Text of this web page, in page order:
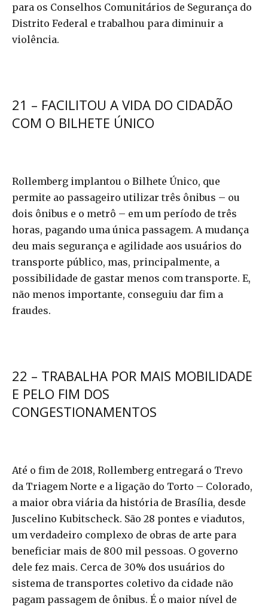
para os Conselhos Comunitários de Segurança do
Distrito Federal e trabalhou para diminuir a
violência.
21 – FACILITOU A VIDA DO CIDADÃO
COM O BILHETE ÚNICO
Rollemberg implantou o Bilhete Único, que
permite ao passageiro utilizar três ônibus – ou
dois ônibus e o metrô – em um período de três
horas, pagando uma única passagem. A mudança
deu mais segurança e agilidade aos usuários do
transporte público, mas, principalmente, a
possibilidade de gastar menos com transporte. E,
não menos importante, conseguiu dar fim a
fraudes.
22 – TRABALHA POR MAIS MOBILIDADE
E PELO FIM DOS
CONGESTIONAMENTOS
Até o fim de 2018, Rollemberg entregará o Trevo
da Triagem Norte e a ligação do Torto – Colorado,
a maior obra viária da história de Brasília, desde
Juscelino Kubitscheck. São 28 pontes e viadutos,
um verdadeiro complexo de obras de arte para
beneficiar mais de 800 mil pessoas. O governo
dele fez mais. Cerca de 30% dos usuários do
sistema de transportes coletivo da cidade não
pagam passagem de ônibus. É o maior nível de